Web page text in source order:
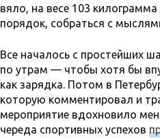
вяло, на весе 103
порядок, собраться с
Все началось с простейших
по утрам — чтобы хотя бы
как зарядка. Потом в
которую комментировал и
мероприятие вдохновило
череда спортивных успехов